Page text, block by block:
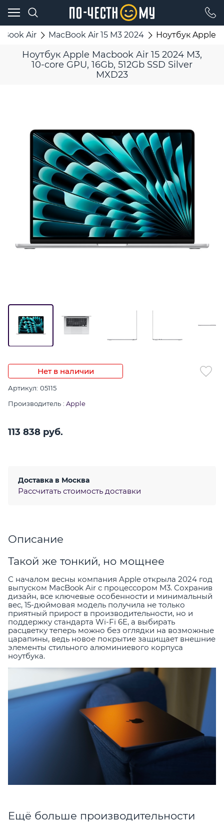
Air MacBook Air 15 M3 2024 Ноутбук Apple
Ноутбук Apple Macbook Air 15 2024 M3,
10-core GPU, 16Gb, 512Gb SSD Silver
MXD23
Нет в наличии
Артикул: 05115
Производитель : Apple
113 838 руб.
Доставка в Москва
Рассчитать стоимость доставки
Описание
Такой же тонкий, но мощнее
С началом весны компания Apple открыла 2024 год
выпуском MacBook Air с процессором M3. Сохранив
дизайн, все ключевые особенности и минимальный
вес, 15-дюймовая модель получила не только
приятный прирост в производительности, но и
поддержку стандарта Wi-Fi 6E, а выбирать
расцветку теперь можно без оглядки на возможные
царапины, ведь новое покрытие защищает внешние
элементы стильного алюминиевого корпуса
ноутбука.
Ещё больше производительности